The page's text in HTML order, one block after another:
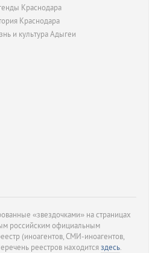
Краснодара
Краснодара
и культура Адыгеи
«звездочками» на страницах
российским официальным
(иноагентов, СМИ-иноагентов,
реестров находитсяздесь.